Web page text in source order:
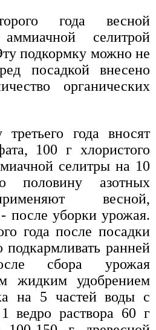
года весной
селитрой
подкормку можно не
посадкой внесено
органических
года вносят
100 г хлористого
селитры на 10
азотных
весной,
после уборки урожая.
года после посадки
ранней
сбора урожая
жидким удобрением
на 5 частей воды с
ведро раствора 60 г